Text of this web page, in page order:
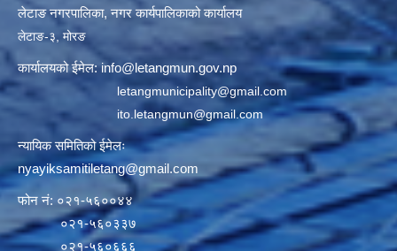
लेटाङ नगरपालिका, नगर कार्यपालिकाको कार्यालय
लेटाङ-३, मोरङ
कार्यालयको ईमेल:info@letangmun.gov.np
letangmunicipality@gmail.com
ito.letangmun@gmail.com
न्यायिक समितिको ईमेलः
nyayiksamitiletang@gmail.com
फोन नं: ०२१-५६००४४
०२१-५६०३३७
०२१-५६०६६६